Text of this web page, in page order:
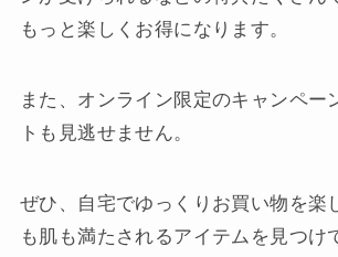
もっと楽しくお得になります。
また、オンライン限定のキャンペー
トも見逃せません。
ぜひ、自宅でゆっくりお買い物を楽
も肌も満たされるアイテムを見つけ